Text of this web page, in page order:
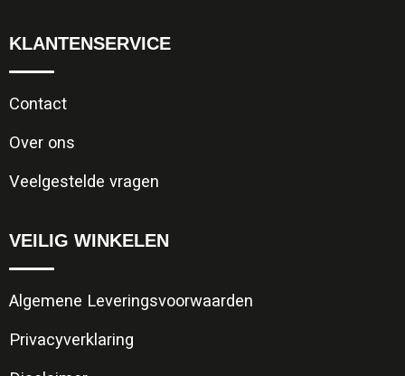
KLANTENSERVICE
Contact
Over ons
Veelgestelde vragen
VEILIG WINKELEN
Algemene Leveringsvoorwaarden
Privacyverklaring